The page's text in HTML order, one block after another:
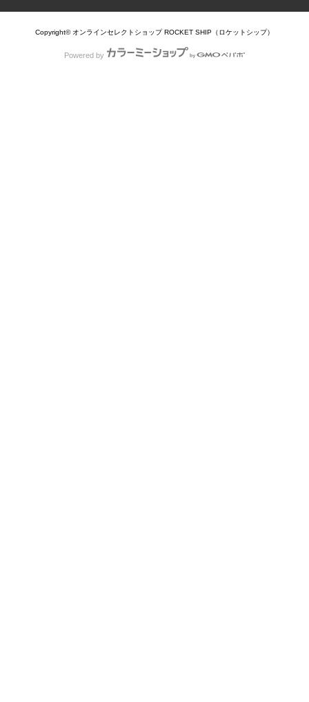
Copyright© オンラインセレクトショップ ROCKET SHIP（ロケットシップ）
Powered by